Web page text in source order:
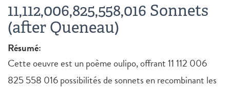
11,112,006,825,558,016 Sonnets
(after Queneau)
Résumé:
Cette oeuvre est un poème oulipo, offrant 11 112 006
825 558 016 possibilités de sonnets en recombinant les